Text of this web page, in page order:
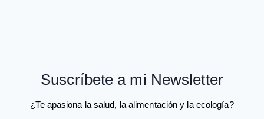
para
mercado
al
Botox
Suscríbete a mi Newsletter
¿Te apasiona la salud, la alimentación y la ecología?